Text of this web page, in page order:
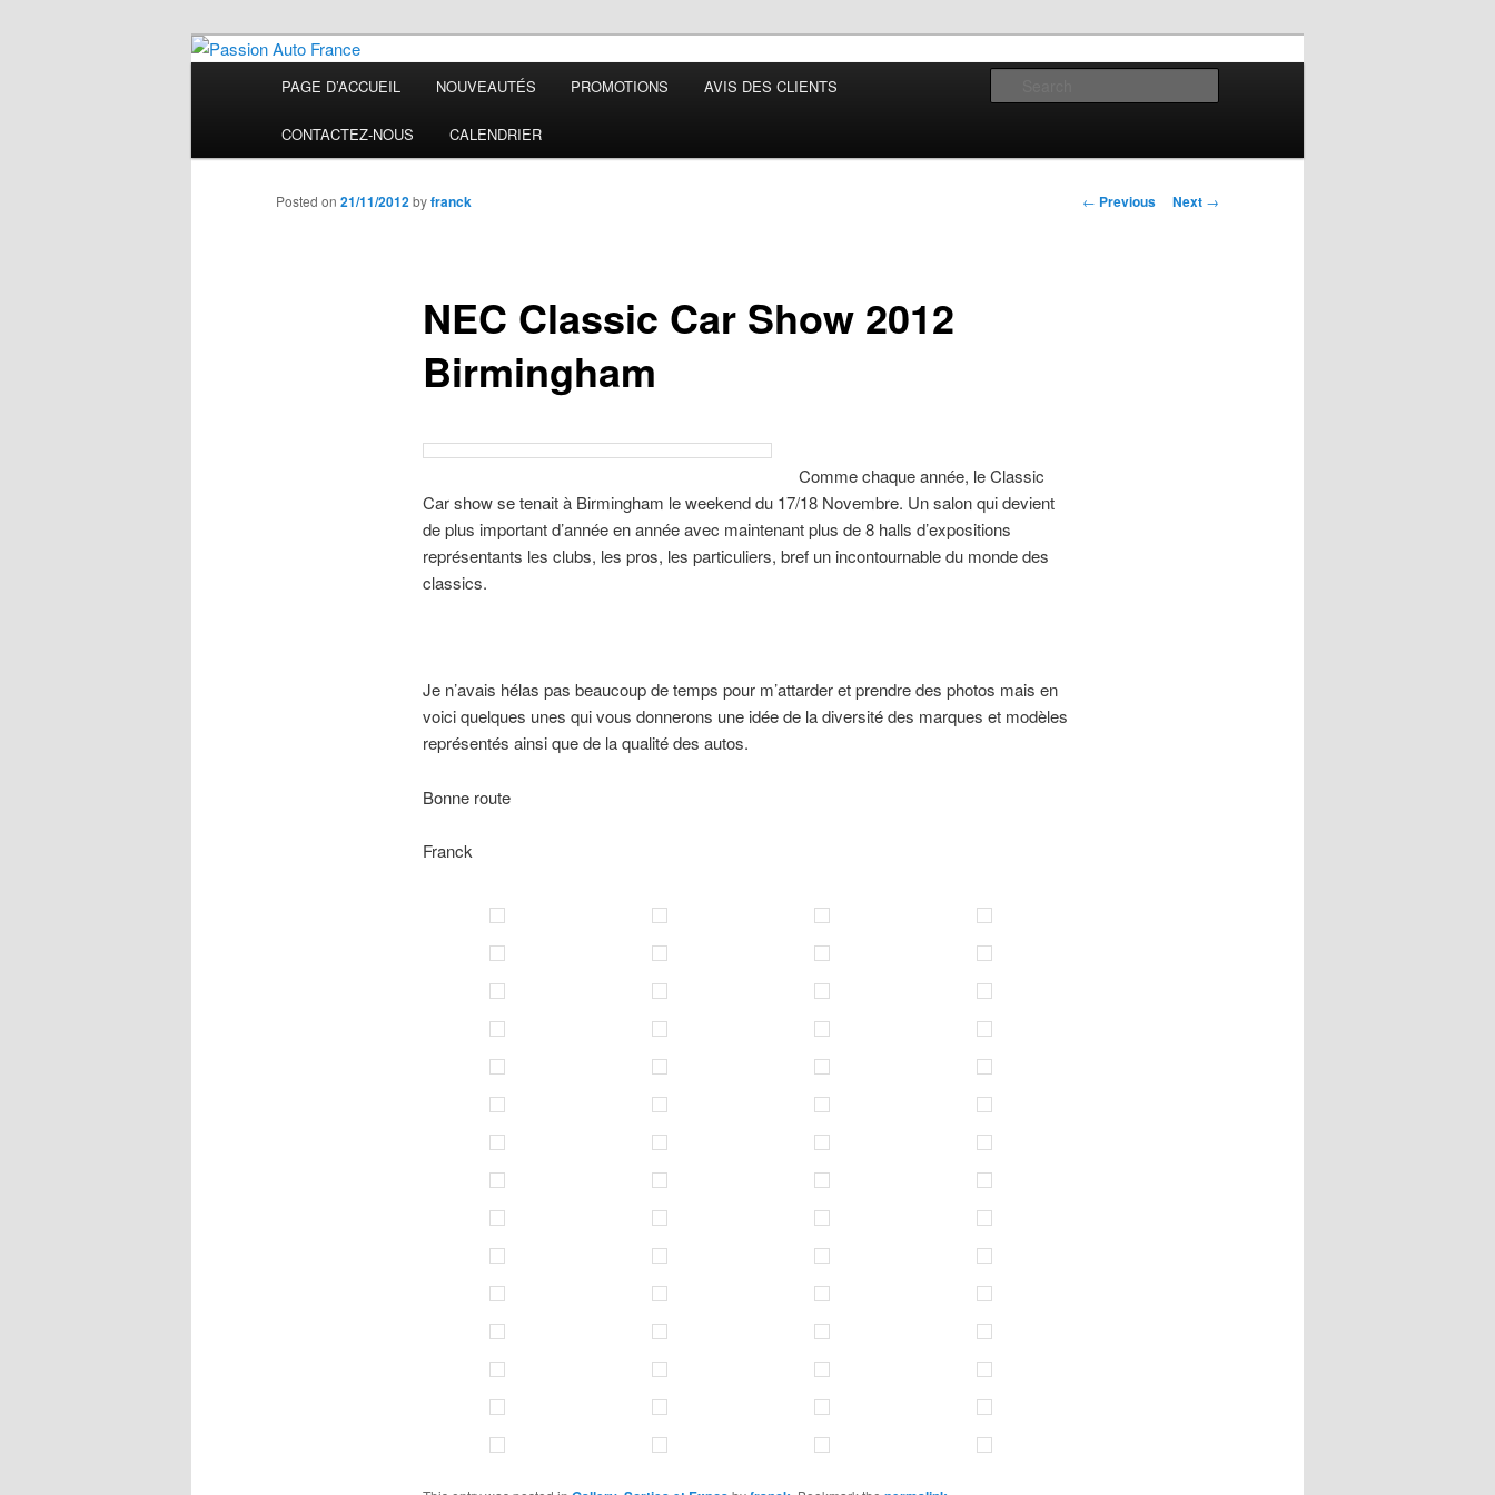
Passion Auto France
Skip
to
primary
PAGE D’ACCUEIL NOUVEAUTÉS PROMOTIONS AVIS DES CLIENTS
CONTACTEZ-NOUS CALENDRIER
Post
← Previous Next →
NEC Classic Car Show 2012
Birmingham
Posted on 21/11/2012byfranck
Comme chaque année, le Classic
Car show se tenait à Birmingham le weekend du 17/18 Novembre. Un salon qui devient
de plus important d’année en année avec maintenant plus de 8 halls d’expositions
représentants les clubs, les pros, les particuliers, bref un incontournable du monde des
classics.
Je n’avais hélas pas beaucoup de temps pour m’attarder et prendre des photos mais en
voici quelques unes qui vous donnerons une idée de la diversité des marques et modèles
représentés ainsi que de la qualité des autos.
Bonne route
Franck